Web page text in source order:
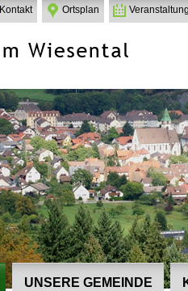
Kontakt Ortsplan
UNSERE GEMEINDE